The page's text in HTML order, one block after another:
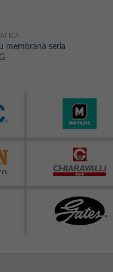
membrana seria